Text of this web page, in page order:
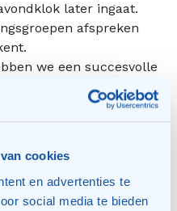
cookies
en advertenties te
social media te bieden
later ingaat.
afspreken
we een succesvolle
Ondanks alle
deelnemers enthousiast
In de
voor
aantal jeugdleden
voor de serie